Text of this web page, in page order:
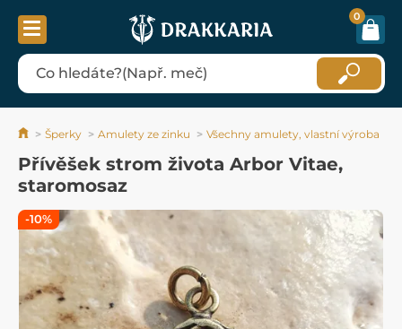
0
Šperky Amulety ze zinku Všechny amulety, vlastní výroba
Přívěšek strom života Arbor Vitae,
staromosaz
-10%